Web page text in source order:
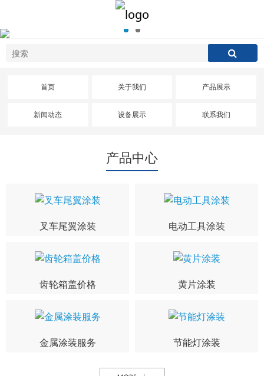
首页 关于我们 产品展示
新闻动态 设备展示 联系我们
产品中心
叉车尾翼涂装 电动工具涂装
齿轮箱盖价格 黄片涂装
金属涂装服务 节能灯涂装